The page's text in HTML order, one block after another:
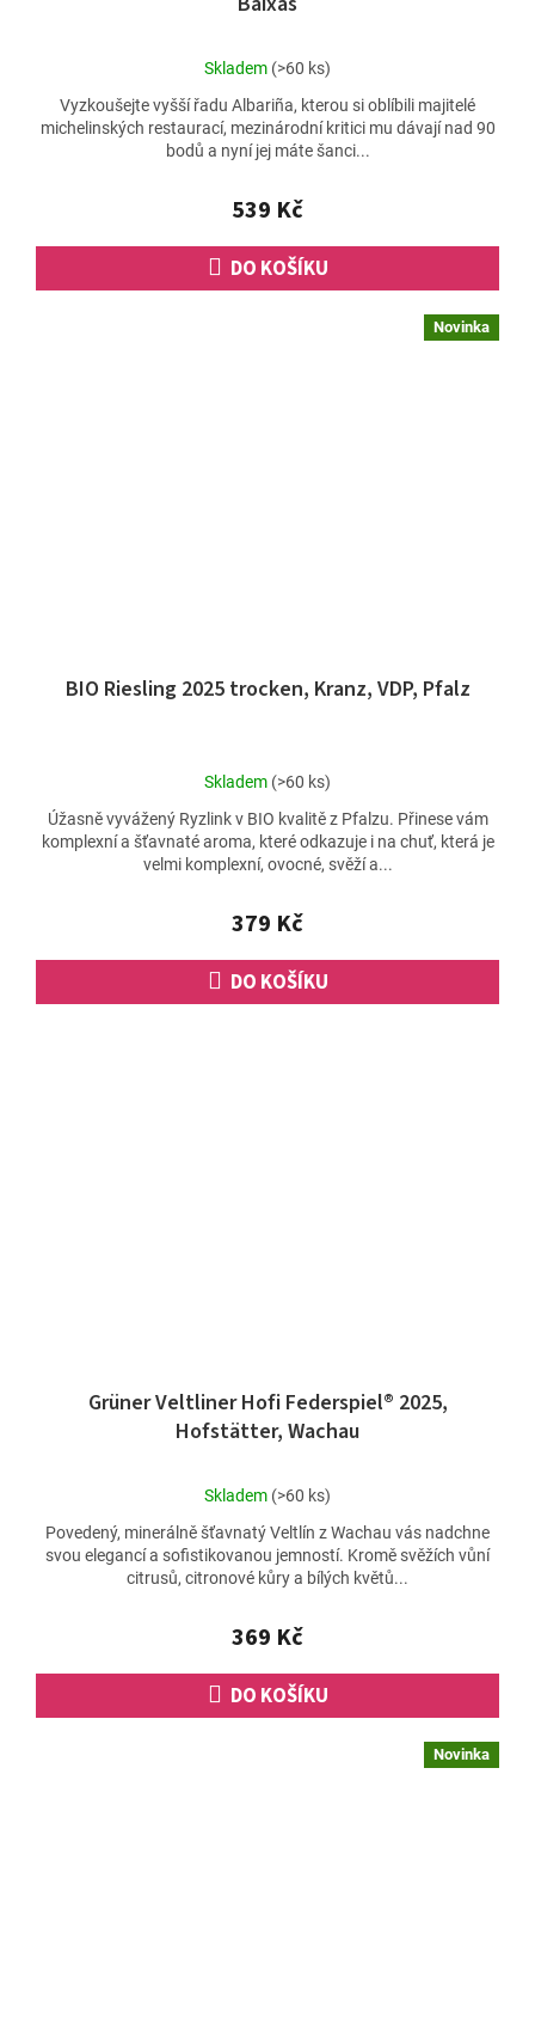
Průměrné
produktu
je
5,0
5
hvězdiček.
Skladem (>60 ks)
539 Kč
DO KOŠÍKU
Vyzkoušejte vyšší řadu Albariña, kterou si oblíbili majitelé
michelinských restaurací, mezinárodní kritici mu dávají nad 90
bodů a nyní jej máte šanci...
Novinka
BIO Riesling 2025 trocken, Kranz, VDP, Pfalz
Průměrné
produktu
je
5,0
5
hvězdiček.
Skladem (>60 ks)
379 Kč
DO KOŠÍKU
Úžasně vyvážený Ryzlink v BIO kvalitě z Pfalzu. Přinese vám
komplexní a šťavnaté aroma, které odkazuje i na chuť, která je
velmi komplexní, ovocné, svěží a...
Grüner Veltliner Hofi Federspiel® 2025,
Hofstätter, Wachau
Průměrné
produktu
je
5,0
5
hvězdiček.
Skladem (>60 ks)
369 Kč
DO KOŠÍKU
Povedený, minerálně šťavnatý Veltlín z Wachau vás nadchne
svou elegancí a sofistikovanou jemností. Kromě svěžích vůní
citrusů, citronové kůry a bílých květů...
Novinka